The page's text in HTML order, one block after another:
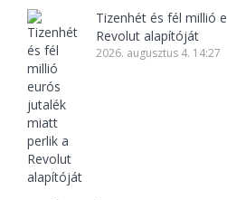
Tizenhét és fél millió
Revolut alapítóját
2026. augusztus 4. 14:27